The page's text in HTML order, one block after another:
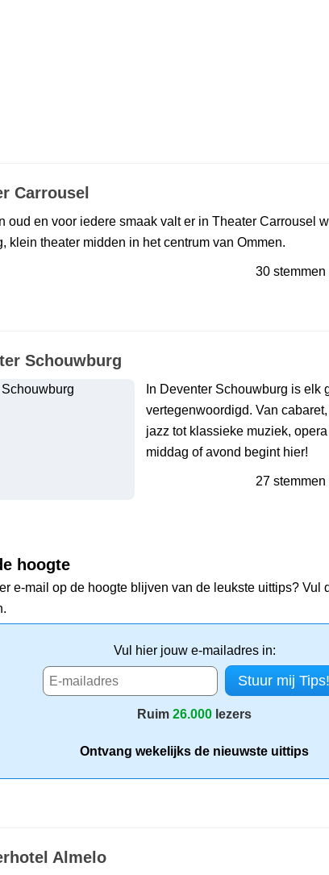
Carrousel
oud en voor iedere smaak valt er in Theater Carrousel
klein theater midden in het centrum van Ommen.
30 stemmen
Schouwburg
In Deventer Schouwburg is elk
vertegenwoordigd. Van
jazz tot klassieke muziek,
middag of avond begint hier!
27 stemmen
hoogte
e-mail op de hoogte blijven van de leukste uittips? Vul
Vul hier jouw e-mailadres in:
Ruim 26.000 lezers
Ontvang wekelijks de nieuwste uittips
Almelo